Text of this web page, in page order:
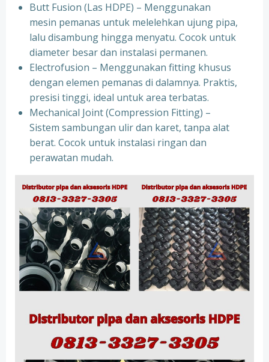
Butt Fusion (Las HDPE) – Menggunakan
mesin pemanas untuk melelehkan ujung pipa,
lalu disambung hingga menyatu. Cocok untuk
diameter besar dan instalasi permanen.
Electrofusion – Menggunakan fitting khusus
dengan elemen pemanas di dalamnya. Praktis,
presisi tinggi, ideal untuk area terbatas.
Mechanical Joint (Compression Fitting) –
Sistem sambungan ulir dan karet, tanpa alat
berat. Cocok untuk instalasi ringan dan
perawatan mudah.